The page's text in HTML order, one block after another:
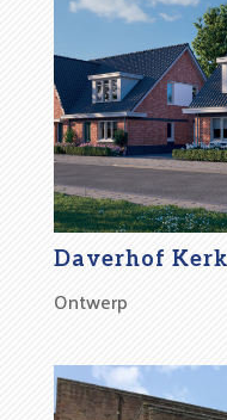
Daverhof
Ontwerp